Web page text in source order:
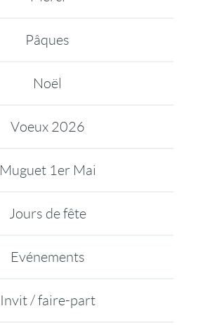
Pâques
Noël
Voeux 2026
Muguet 1er Mai
Jours de fête
Evénements
Invit / faire-part